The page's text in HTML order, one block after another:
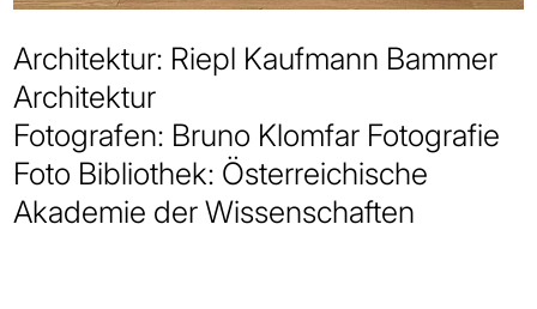
Architektur: Riepl Kaufmann Bammer
Architektur
Fotografen: Bruno Klomfar Fotografie
Foto Bibliothek: Österreichische
Akademie der Wissenschaften